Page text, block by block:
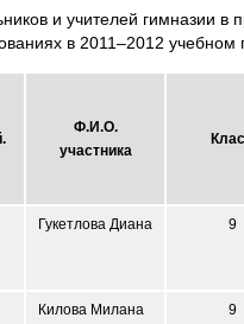
и учителей гимназии в
в 2011–2012 учебном
Ф.И.О.
участника
Гукетлова Диана 9
Килова Милана 9